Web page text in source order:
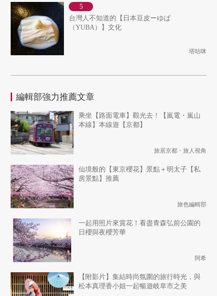
台灣人不知道的【日本豆皮ーゆば
（YUBA）】文化
塔咕咪
編輯部強力推薦文章
乘坐【路面電車】觀光去！【嵐電・嵐山
本線】本線遊【京都】
旅居京都・旅人視角
仙境般的【東京櫻花】景點＋明太子【私
房景點】推薦
旅色編輯部
一起用照片來賞花！看盡青森弘前公園的
日櫻與夜櫻芳華
阿希
【附影片】集結時尚氛圍的旅行時光，與
松本真理香小姐一起暢遊岐阜市之美